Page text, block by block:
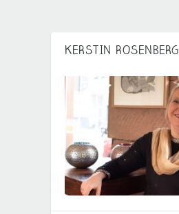
KERSTIN ROSENBERG